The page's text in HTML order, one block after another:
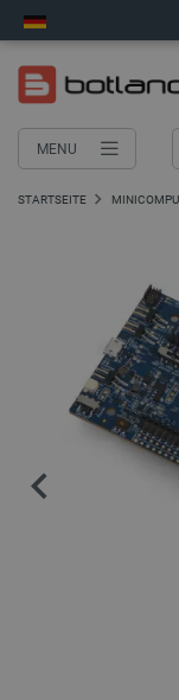
MENU
STARTSEITE